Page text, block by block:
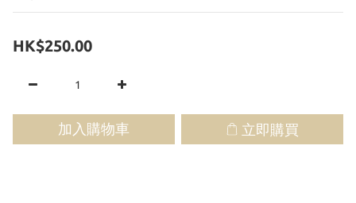
HK$250.00
加入購物車 立即購買